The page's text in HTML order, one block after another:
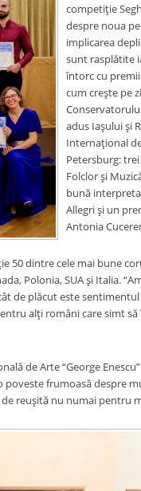
competiţie
despre noua
implicarea
sunt rasplătite
întorc cu
cum creşte pe
adus Iaşului şi
Internaţional
Petersburg:
Folclor şi
bună
Allegri şi un
Antonia
dintre cele mai bune
Polonia, SUA şi Italia.
de plăcut este sentimentul
alţi români care simt
de Arte “George
frumoasă despre
reuşită nu numai pentru